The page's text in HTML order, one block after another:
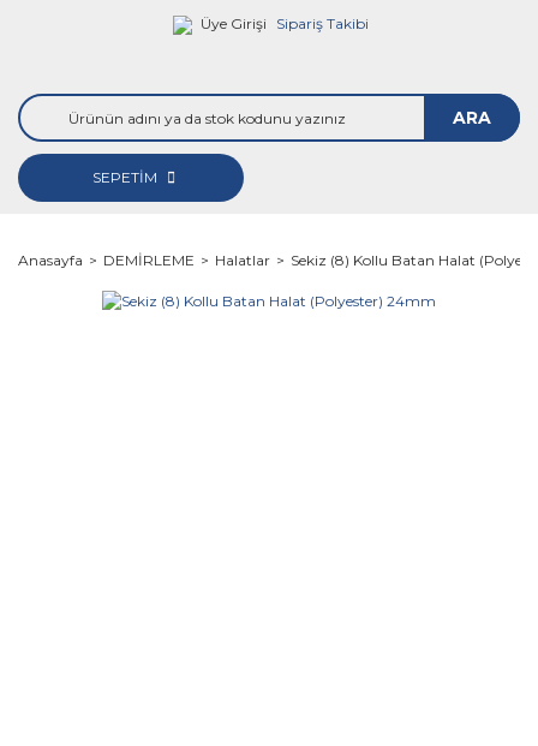
Üye Girişi Sipariş Takibi
ARA
SEPETİM
Anasayfa DEMİRLEME Halatlar Sekiz (8) Kollu Batan Halat